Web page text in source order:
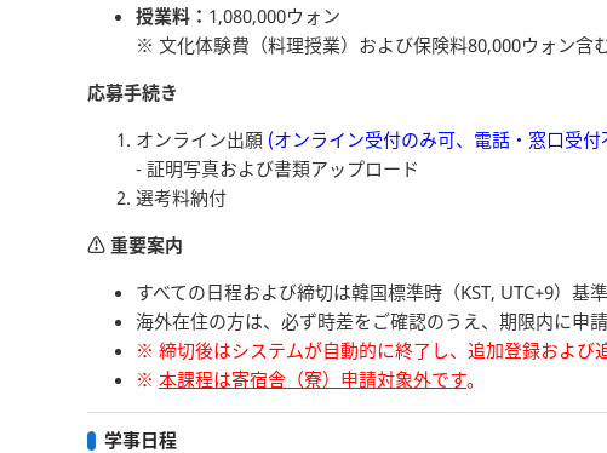
授業料： 1,080,000ウォン
※ 文化体験費（料理授業）および保険料80,000ウォン含
応募手続き
オンライン出願 (オンライン受付のみ可、電話・窓口受付
- 証明写真および書類アップロード
選考料納付
⚠️ 重要案内
すべての日程および締切は韓国標準時（KST, UTC+9）基準
海外在住の方は、必ず時差をご確認のうえ、期限内に申
※ 締切後はシステムが自動的に終了し、追加登録および
※ 本課程は寄宿舎（寮）申請対象外です。
学事日程